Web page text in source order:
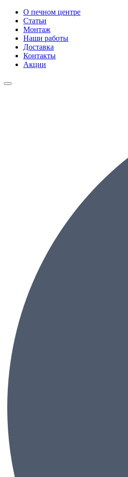
О печном центре
Статьи
Монтаж
Наши работы
Доставка
Контакты
Акции